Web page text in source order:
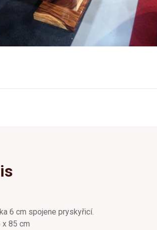
6 cm spojene pryskyřicí.
85 cm